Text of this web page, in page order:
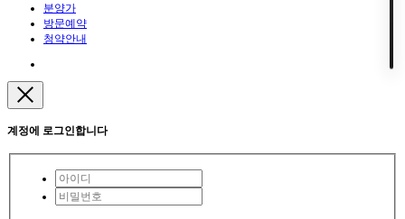
분양가
방문예약
청약안내
계정에 로그인합니다